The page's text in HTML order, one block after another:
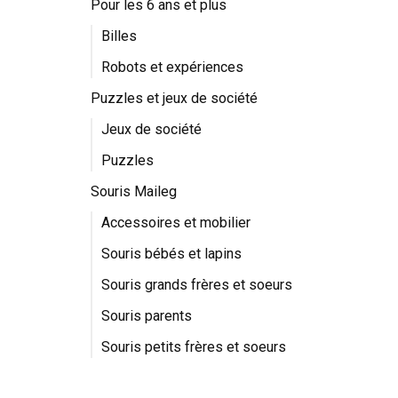
Pour les 6 ans et plus
Billes
Robots et expériences
Puzzles et jeux de société
Jeux de société
Puzzles
Souris Maileg
Accessoires et mobilier
Souris bébés et lapins
Souris grands frères et soeurs
Souris parents
Souris petits frères et soeurs